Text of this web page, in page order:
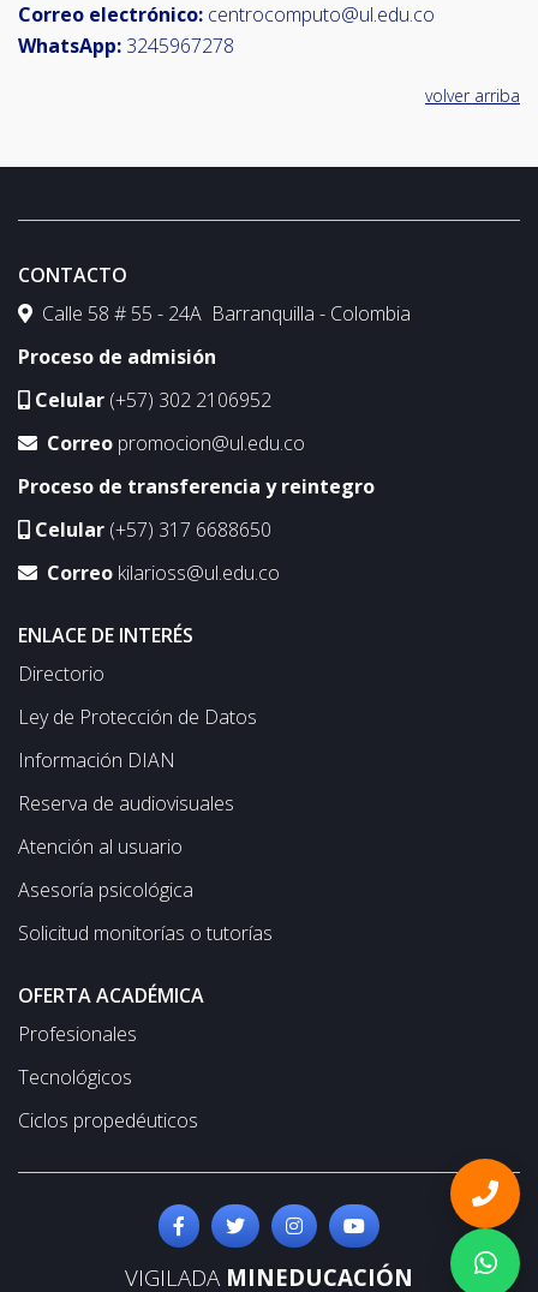
Correo electrónico: centrocomputo@ul.edu.co
WhatsApp: 3245967278
volver arriba
CONTACTO
Calle 58 # 55 - 24A Barranquilla - Colombia
Proceso de admisión
Celular (+57) 302 2106952
Correo promocion@ul.edu.co
Proceso de transferencia y reintegro
Celular (+57) 317 6688650
Correo kilarioss@ul.edu.co
ENLACE DE INTERÉS
Directorio
Ley de Protección de Datos
Información DIAN
Reserva de audiovisuales
Atención al usuario
Asesoría psicológica
Solicitud monitorías o tutorías
OFERTA ACADÉMICA
Profesionales
Tecnológicos
Ciclos propedéuticos
VIGILADA MINEDUCACIÓN